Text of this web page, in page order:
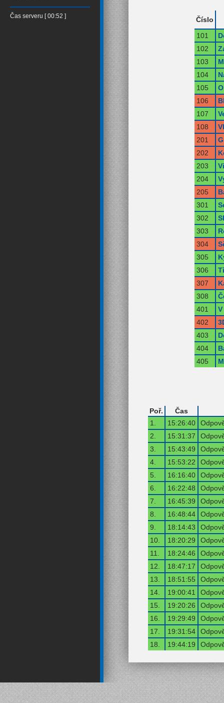
Čas serveru [ 00:52 ]
Číslo
101
102
103
104
105
106
107
108
201
202
203
204
205
301
302
303
304
305
306
307
308
401
V
402
403
404
405
Poř.
Čas
1.
15:26:40
2.
15:31:37
3.
15:43:49
4.
15:53:22
5.
16:16:40
6.
16:22:48
7.
16:45:39
8.
16:48:44
9.
18:14:43
10.
18:20:29
11.
18:24:46
12.
18:47:17
13.
18:51:55
14.
19:00:41
15.
19:20:26
16.
19:29:49
17.
19:31:54
18.
19:44:19